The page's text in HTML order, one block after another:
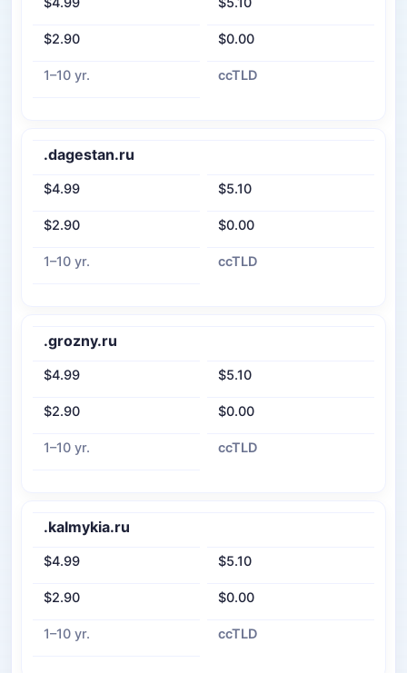
$2.90 $0.00
1–10 yr. ccTLD
.dagestan.ru
$4.99 $5.10
$2.90 $0.00
1–10 yr. ccTLD
.grozny.ru
$4.99 $5.10
$2.90 $0.00
1–10 yr. ccTLD
.kalmykia.ru
$4.99 $5.10
$2.90 $0.00
1–10 yr. ccTLD